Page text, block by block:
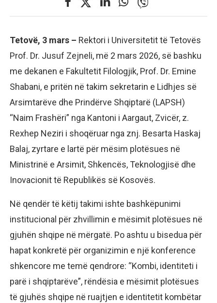
Tetovë, 3 mars – Rektori i Universitetit të Tetovës
Prof. Dr. Jusuf Zejneli, më 2 mars 2026, së bashku
me dekanen e Fakultetit Filologjik, Prof. Dr. Emine
Shabani, e pritën në takim sekretarin e Lidhjes së
Arsimtarëve dhe Prindërve Shqiptarë (LAPSH)
“Naim Frashëri” nga Kantoni i Aargaut, Zvicër, z.
Rexhep Neziri i shoqëruar nga znj. Besarta Haskaj
Balaj, zyrtare e lartë për mësim plotësues në
Ministrinë e Arsimit, Shkencës, Teknologjisë dhe
Inovacionit të Republikës së Kosovës.
Në qendër të këtij takimi ishte bashkëpunimi
institucional për zhvillimin e mësimit plotësues në
gjuhën shqipe në mërgatë. Po ashtu u bisedua për
hapat konkretë për organizimin e një konference
shkencore me temë qendrore: “Kombi, identiteti i
parë i shqiptarëve”, rëndësia e mësimit plotësues
të gjuhës shqipe në ruajtjen e identitetit kombëtar